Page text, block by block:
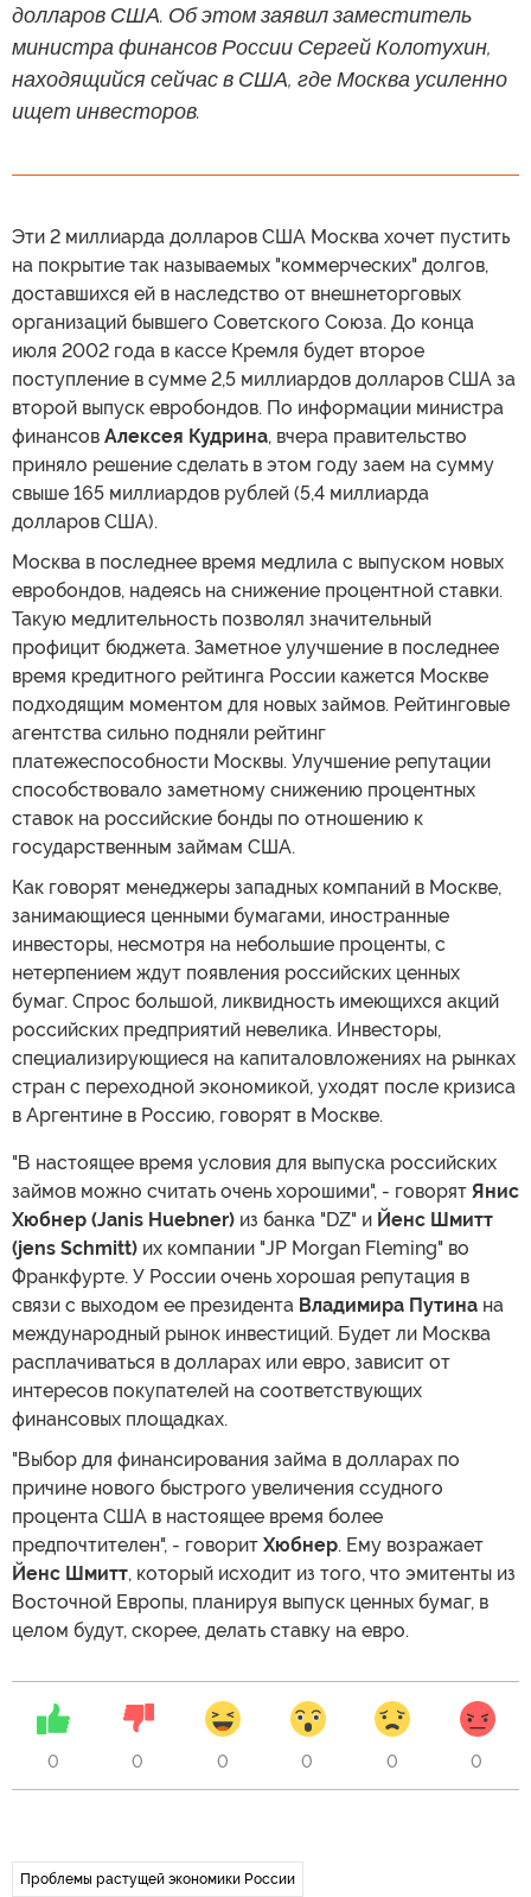
долларов США. Об этом заявил заместитель
министра финансов России Сергей Колотухин,
находящийся сейчас в США, где Москва усиленно
ищет инвесторов.
Эти 2 миллиарда долларов США Москва хочет пустить
на покрытие так называемых "коммерческих" долгов,
доставшихся ей в наследство от внешнеторговых
организаций бывшего Советского Союза. До конца
июля 2002 года в кассе Кремля будет второе
поступление в сумме 2,5 миллиардов долларов США за
второй выпуск евробондов. По информации министра
финансов Алексея Кудрина, вчера правительство
приняло решение сделать в этом году заем на сумму
свыше 165 миллиардов рублей (5,4 миллиарда
долларов США).
Москва в последнее время медлила с выпуском новых
евробондов, надеясь на снижение процентной ставки.
Такую медлительность позволял значительный
профицит бюджета. Заметное улучшение в последнее
время кредитного рейтинга России кажется Москве
подходящим моментом для новых займов. Рейтинговые
агентства сильно подняли рейтинг
платежеспособности Москвы. Улучшение репутации
способствовало заметному снижению процентных
ставок на российские бонды по отношению к
государственным займам США.
Как говорят менеджеры западных компаний в Москве,
занимающиеся ценными бумагами, иностранные
инвесторы, несмотря на небольшие проценты, с
нетерпением ждут появления российских ценных
бумаг. Спрос большой, ликвидность имеющихся акций
российских предприятий невелика. Инвесторы,
специализирующиеся на капиталовложениях на рынках
стран с переходной экономикой, уходят после кризиса
в Аргентине в Россию, говорят в Москве.
"В настоящее время условия для выпуска российских
займов можно считать очень хорошими", - говорят Янис
Хюбнер (Janis Huebner) из банка "DZ" и Йенс Шмитт
(jens Schmitt) их компании "JP Morgan Fleming" во
Франкфурте. У России очень хорошая репутация в
связи с выходом ее президента Владимира Путина на
международный рынок инвестиций. Будет ли Москва
расплачиваться в долларах или евро, зависит от
интересов покупателей на соответствующих
финансовых площадках.
"Выбор для финансирования займа в долларах по
причине нового быстрого увеличения ссудного
процента США в настоящее время более
предпочтителен", - говорит Хюбнер. Ему возражает
Йенс Шмитт, который исходит из того, что эмитенты из
Восточной Европы, планируя выпуск ценных бумаг, в
целом будут, скорее, делать ставку на евро.
0 0 0 0 0 0
Проблемы растущей экономики России